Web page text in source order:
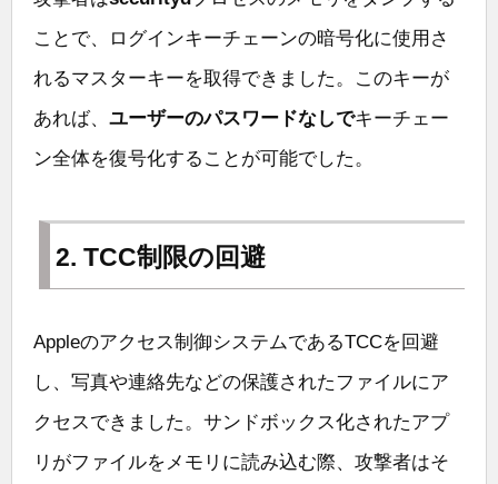
ことで、ログインキーチェーンの暗号化に使用さ
れるマスターキーを取得できました。このキーが
あれば、 ユーザーのパスワードなしでキーチェー
ン全体を復号化することが可能でした。
2. TCC制限の回避
Appleのアクセス制御システムであるTCCを回避
し、写真や連絡先などの保護されたファイルにア
クセスできました。サンドボックス化されたアプ
リがファイルをメモリに読み込む際、攻撃者はそ